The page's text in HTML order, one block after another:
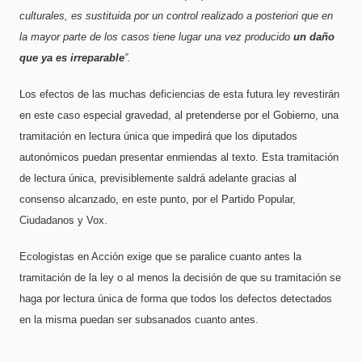
culturales, es sustituida por un control realizado a posteriori que en
la mayor parte de los casos tiene lugar una vez producido un daño
que ya es irreparable”.
Los efectos de las muchas deficiencias de esta futura ley revestirán
en este caso especial gravedad, al pretenderse por el Gobierno, una
tramitación en lectura única que impedirá que los diputados
autonómicos puedan presentar enmiendas al texto. Esta tramitación
de lectura única, previsiblemente saldrá adelante gracias al
consenso alcanzado, en este punto, por el Partido Popular,
Ciudadanos y Vox.
Ecologistas en Acción exige que se paralice cuanto antes la
tramitación de la ley o al menos la decisión de que su tramitación se
haga por lectura única de forma que todos los defectos detectados
en la misma puedan ser subsanados cuanto antes.